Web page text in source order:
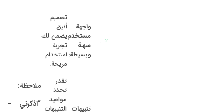
واجهة
مستخدم
سهلة
وبسيطة:
تصميم
أنيق
يضمن لك
تجربة
استخدام
مريحة.
تنبيهات
تقدر
تحدد
مواعيد
التنبيهات
ملاحظة:
“اذكرني –